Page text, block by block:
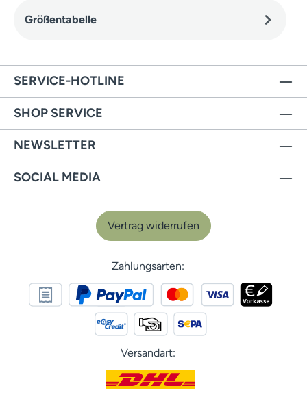
Größentabelle
SERVICE-HOTLINE
SHOP SERVICE
NEWSLETTER
SOCIAL MEDIA
Vertrag widerrufen
Zahlungsarten:
Versandart: